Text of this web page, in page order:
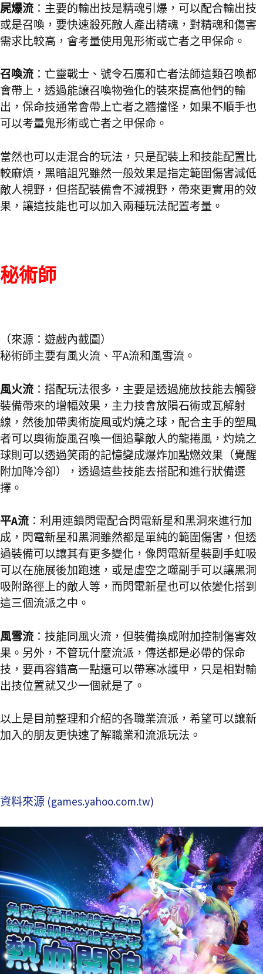
屍爆流 ：主要的輸出技是精魂引爆，可以配合輸出技
或是召喚，要快速殺死敵人產出精魂，對精魂和傷害
需求比較高，會考量使用鬼形術或亡者之甲保命。
召喚流 ：亡靈戰士、號令石魔和亡者法師這類召喚都
會帶上，透過能讓召喚物強化的裝來提高他們的輸
出，保命技通常會帶上亡者之牆擋怪，如果不順手也
可以考量鬼形術或亡者之甲保命。
當然也可以走混合的玩法，只是配裝上和技能配置比
較麻煩，黑暗詛咒雖然一般效果是指定範圍傷害減低
敵人視野，但搭配裝備會不減視野，帶來更實用的效
果，讓這技能也可以加入兩種玩法配置考量。
秘術師
（來源：遊戲內截圖）
秘術師主要有風火流、平A流和風雪流。
風火流 ：搭配玩法很多，主要是透過施放技能去觸發
裝備帶來的增幅效果，主力技會放隕石術或瓦解射
線，然後加帶奧術旋風或灼燒之球，配合主手的塑風
者可以奧術旋風召喚一個追擊敵人的龍捲風，灼燒之
球則可以透過笑雨的記憶變成爆炸加點燃效果（覺醒
附加降冷卻），透過這些技能去搭配和進行狀備選
擇。
平A流 ：利用連鎖閃電配合閃電新星和黑洞來進行加
成，閃電新星和黑洞雖然都是單純的範圍傷害，但透
過裝備可以讓其有更多變化，像閃電新星裝副手虹吸
可以在施展後加跑速，或是虛空之噬副手可以讓黑洞
吸附路徑上的敵人等，而閃電新星也可以依變化搭到
這三個流派之中。
風雪流 ：技能同風火流，但裝備換成附加控制傷害效
果。另外，不管玩什麼流派，傳送都是必帶的保命
技，要再容錯高一點還可以帶寒冰護甲，只是相對輸
出技位置就又少一個就是了。
以上是目前整理和介紹的各職業流派，希望可以讓新
加入的朋友更快速了解職業和流派玩法。
資料來源 (games.yahoo.com.tw)